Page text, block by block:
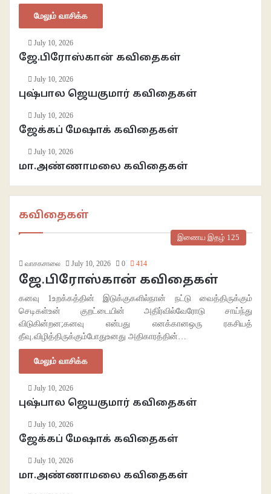
மேலும் வாசிக்க
July 10, 2026
ஜே.பிரோஸ்கான் கவிதைகள்
July 10, 2026
புஷ்பால ஜெயகுமார் கவிதைகள்
July 10, 2026
ஜேக்கப் மேஷாக் கவிதைகள்
July 10, 2026
மா.அண்ணாமலை கவிதைகள்
கவிதைகள்
இணைய இதழ் 125
வாசகசாலை July 10, 2026 0 414
ஜே.பிரோஸ்கான் கவிதைகள்
கனவு 1உறக்கத்தின் இடுக்குகளில்நான் நட்டு வைத்திருக்கும்
செடிகள்உன் குறட்டையின் அதிர்வில்வேரோடு சாய்ந்து
விடுகின்றன;கனவு என்பது எனக்கானஒரு ரகசியத்
தீவு.விழித்திருக்கும்போதுஉனது அதிகாரத்தின்…
மேலும் வாசிக்க
July 10, 2026
புஷ்பால ஜெயகுமார் கவிதைகள்
July 10, 2026
ஜேக்கப் மேஷாக் கவிதைகள்
July 10, 2026
மா.அண்ணாமலை கவிதைகள்